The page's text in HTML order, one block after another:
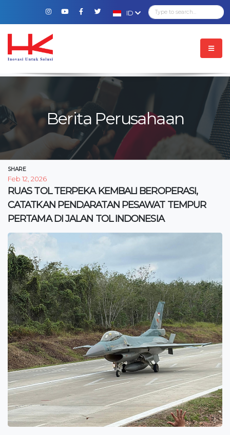
ID
Berita Perusahaan
SHARE
Feb 12, 2026
RUAS TOL TERPEKA KEMBALI BEROPERASI,
CATATKAN PENDARATAN PESAWAT TEMPUR
PERTAMA DI JALAN TOL INDONESIA